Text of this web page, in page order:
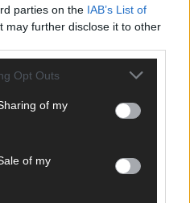
parties on the IAB’s List of
may further disclose it to other
Opt Outs
of my
of my